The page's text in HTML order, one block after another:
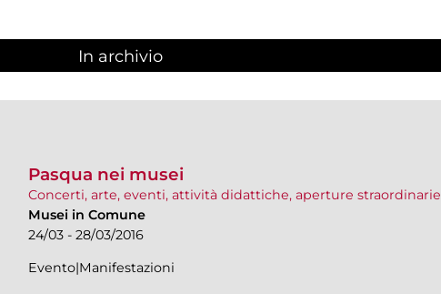
In archivio
Pasqua nei musei
Concerti, arte, eventi, attività didattiche, aperture straordinarie
Musei in Comune
24/03 - 28/03/2016
Evento|Manifestazioni